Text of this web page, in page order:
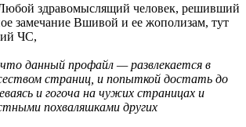
здравомыслящий человек, решивший
замечание Вшивой и ее жополизам, тут
ЧС,
данный профайл — развлекается в
страниц, и попыткой достать до
и гогоча на чужих страницах и
похваляшками других